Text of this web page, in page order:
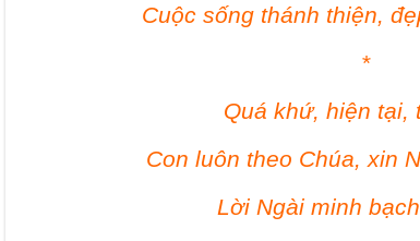
Cuộc sống thánh thiện,
*
Quá khứ, hiện tại,
Con luôn theo Chúa, xin
Lời Ngài minh